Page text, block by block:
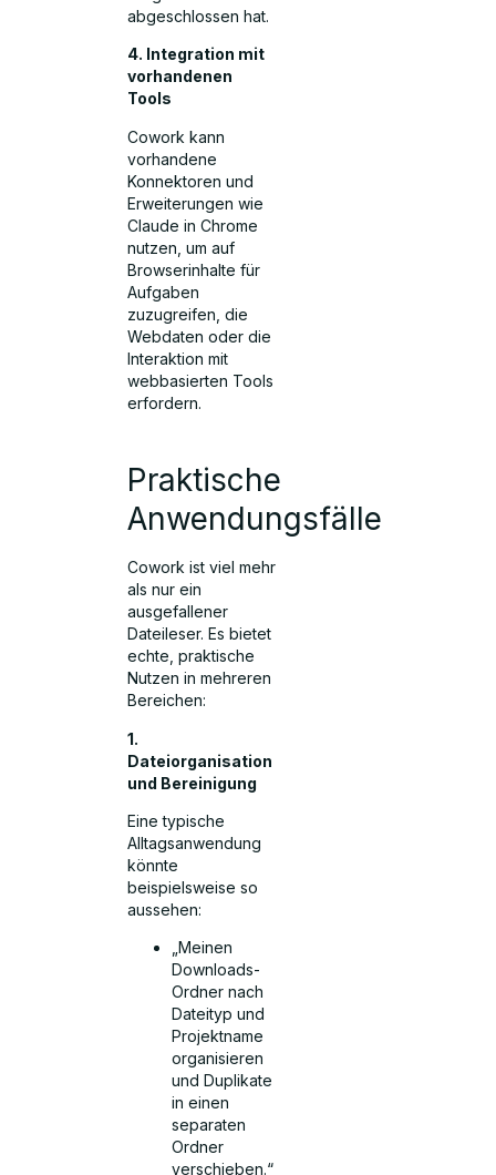
abgeschlossen hat.
4. Integration mit
vorhandenen
Tools
Cowork kann
vorhandene
Konnektoren und
Erweiterungen wie
Claude in Chrome
nutzen, um auf
Browserinhalte für
Aufgaben
zuzugreifen, die
Webdaten oder die
Interaktion mit
webbasierten Tools
erfordern.
Praktische
Anwendungsfälle
Cowork ist viel mehr
als nur ein
ausgefallener
Dateileser. Es bietet
echte, praktische
Nutzen in mehreren
Bereichen:
1.
Dateiorganisation
und Bereinigung
Eine typische
Alltagsanwendung
könnte
beispielsweise so
aussehen:
„Meinen
Downloads-
Ordner nach
Dateityp und
Projektname
organisieren
und Duplikate
in einen
separaten
Ordner
verschieben.“